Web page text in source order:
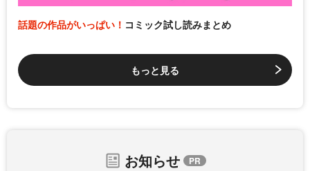
話題の作品がいっぱい！ コミック試し読みまとめ
もっと見る
お知らせ